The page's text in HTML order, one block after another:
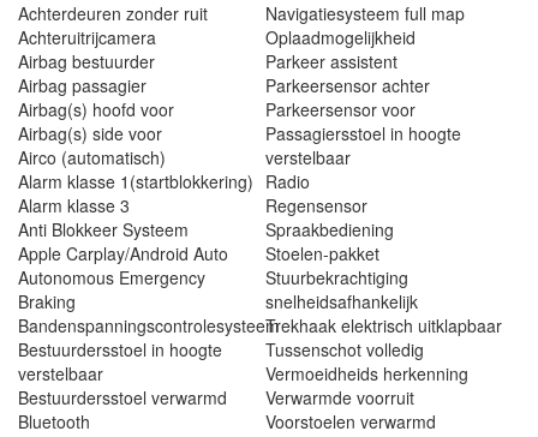
Achterdeuren zonder ruit
Achteruitrijcamera
Airbag bestuurder
Airbag passagier
Airbag(s) hoofd voor
Airbag(s) side voor
Airco (automatisch)
Alarm klasse 1(startblokkering)
Alarm klasse 3
Anti Blokkeer Systeem
Apple Carplay/Android Auto
Autonomous Emergency
Braking
Bandenspanningscontrolesysteem
Bestuurdersstoel in hoogte
verstelbaar
Bestuurdersstoel verwarmd
Bluetooth
Navigatiesysteem full map
Oplaadmogelijkheid
Parkeer assistent
Parkeersensor achter
Parkeersensor voor
Passagiersstoel in hoogte
verstelbaar
Radio
Regensensor
Spraakbediening
Stoelen-pakket
Stuurbekrachtiging
snelheidsafhankelijk
Trekhaak elektrisch uitklapbaar
Tussenschot volledig
Vermoeidheids herkenning
Verwarmde voorruit
Voorstoelen verwarmd